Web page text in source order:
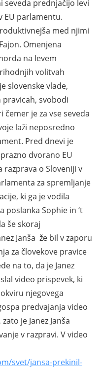
seveda prednjačijo levi
EU parlamentu.
med njimi
Omenjena
na levem
volitvah
slovenske vlade,
svobodi
čemer je za vse seveda
laži neposredno
Pred dnevi je
dvorano EU
o Sloveniji v
za spremljanje
ki ga je vodila
poslanka Sophie in ‘t
še skoraj
Janša že bil v zaporu
za človekove pravice
na to, da je Janez
video prispevek, ki
njegovega
predvajanja video
je Janez Janša
v razpravi. V video
svet/jansa-prekinil-